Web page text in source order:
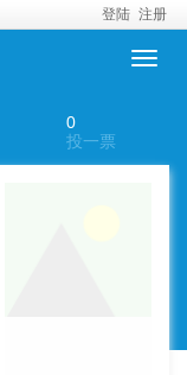
登陆 注册
0
投一票